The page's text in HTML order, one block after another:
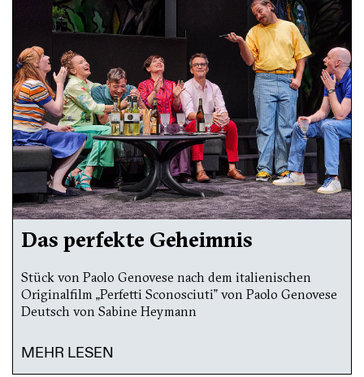
Das perfekte Geheimnis
Stück von Paolo Genovese nach dem italienischen
Originalfilm „Perfetti Sconosciuti” von Paolo Genovese
Deutsch von Sabine Heymann
MEHR LESEN